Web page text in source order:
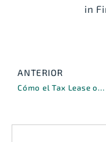
in
ANTERIOR
Cómo el Tax Lease optimiza la eficiencia fiscal de las operaciones corporativas